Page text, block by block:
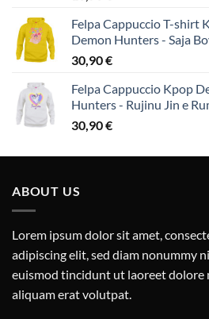
Felpa Cappuccio T-shirt
Demon Hunters - Saja
30,90€
Felpa Cappuccio Kpop
Hunters - Rujinu Jin e
30,90€
ABOUT US
Lorem ipsum dolor sit amet,
adipiscing elit, sed diam nonummy
euismod tincidunt ut laoreet dolore
aliquam erat volutpat.